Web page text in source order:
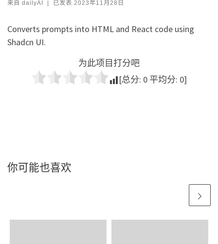
来自 dailyAI | 已发表 2023年11月28日
Converts prompts into HTML and React code using
Shadcn UI.
为此项目打分吧
[总分: 0 平均分: 0]
你可能也喜欢